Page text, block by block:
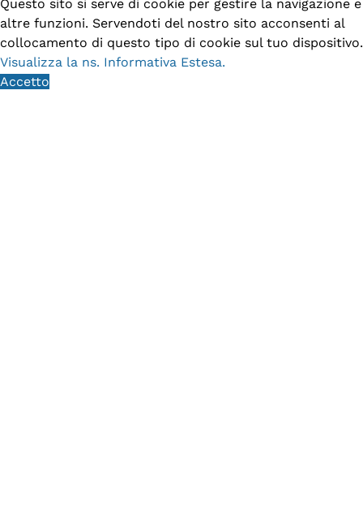
Questo sito si serve di cookie per gestire la navigazione e
altre funzioni. Servendoti del nostro sito acconsenti al
collocamento di questo tipo di cookie sul tuo dispositivo.
Visualizza la ns. Informativa Estesa.
Accetto